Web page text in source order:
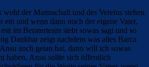
wohl der Mannschaft und des Vereins stehen
ein und wenn dann noch der eigene Vater,
im Beraterteam steht sowas sagt und so
Dankbar zeigt nachdem was alles Barca
auch getan hat, dann will ich sowas
haben. Ansu sollte sich öffentlich